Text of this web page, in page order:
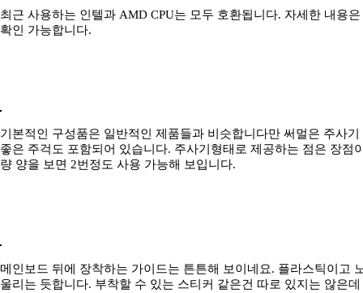
최근 사용하는 인텔과 AMD CPU는 모두 호환됩니다. 자세한 내용
확인 가능합니다.
기본적인 구성품은 일반적인 제품들과 비슷합니다만 써멀은 주사
좋은 주걱도 포함되어 있습니다. 주사기형태로 제공하는 점은 장점
량 양을 보면 2번정도 사용 가능해 보입니다.
메인보드 뒤에 장착하는 가이드는 튼튼해 보이네요. 플라스틱이고
울리는 듯합니다. 부착할 수 있는 스티커 같은건 따로 있지는 않은